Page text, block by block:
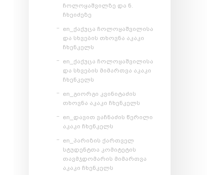
ჩოლოყაშვილზე და ნ.
ჩხეიძეზე
en_ქაქუცა ჩოლოყაშვილისა
და სხვების თხოვნა აკაკი
ჩხენკელს
en_ქაქუცა ჩოლოყაშვილისა
და სხვების მიმართვა აკაკი
ჩხენკელს
en_გიორგი კვინიტაძის
თხოვნა აკაკი ჩხენკელს
en_დავით ვაჩნაძის წერილი
აკაკი ჩხენკელს
en_პარიზის ქართველ
სტუდენტთა კომიტეტის
თავმჯდომარის მიმართვა
აკაკი ჩხენკელს